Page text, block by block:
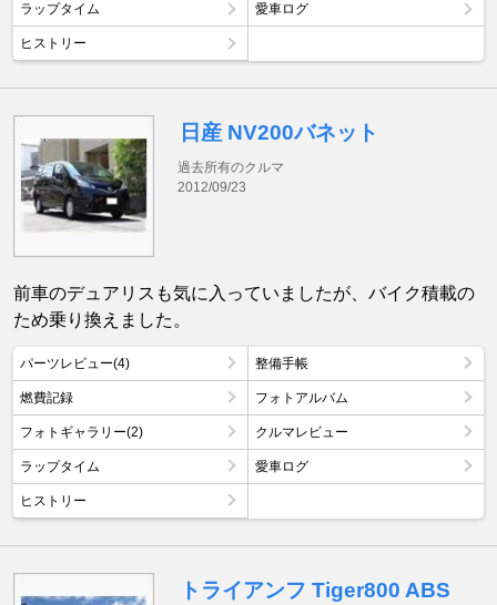
ラップタイム 愛車ログ
ヒストリー
日産 NV200バネット
過去所有のクルマ
2012/09/23
前車のデュアリスも気に入っていましたが、バイク積載の
ため乗り換えました。
パーツレビュー(4) 整備手帳
燃費記録 フォトアルバム
フォトギャラリー(2) クルマレビュー
ラップタイム 愛車ログ
ヒストリー
トライアンフ Tiger800 ABS